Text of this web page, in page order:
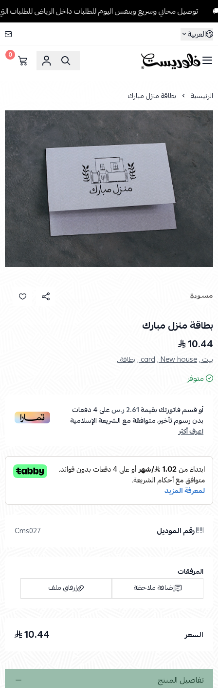
توصيل مجاني وسريع وبنفس اليوم للطلبات داخل الرياض للطلبات التي تتجاوز 199
العربية
فلوريست Florist
0
الرئيسية بطاقة منزل مبارك
بطاقة منزل مبارك
10.44
بيت ,New house ,
card , بطاقة ,
متوفر
أو قسم فاتورتك بقيمة2.61 ر.س على4دفعات
بدون رسوم تأخير، متوافقة مع الشريعة الإسلامية
اعرف أكثر
رقم الموديل Cms027
المرفقات
إضافة ملاحظة
إرفاق ملف
السعر 10.44
تفاصيل المنتج